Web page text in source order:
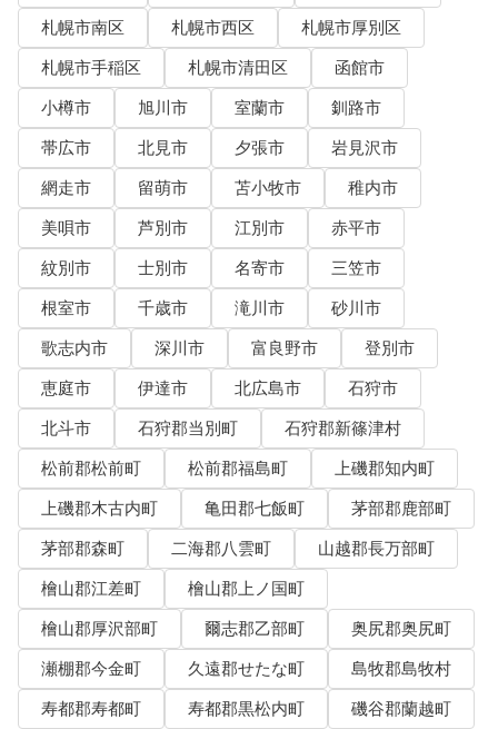
札幌市南区 札幌市西区
札幌市厚別区
札幌市手稲区
札幌市清田区
函館市
小樽市
旭川市 室蘭市
釧路市
帯広市
北見市 夕張市
岩見沢市
網走市
留萌市 苫小牧市
稚内市
美唄市
芦別市 江別市
赤平市
紋別市
士別市 名寄市
三笠市
根室市
千歳市 滝川市
砂川市
歌志内市
深川市 富良野市
登別市
恵庭市
伊達市 北広島市
石狩市
北斗市
石狩郡当別町
石狩郡新篠津村
松前郡松前町
松前郡福島町
上磯郡知内町
上磯郡木古内町
亀田郡七飯町
茅部郡鹿部町
茅部郡森町
二海郡八雲町
山越郡長万部町
檜山郡江差町
檜山郡上ノ国町
檜山郡厚沢部町
爾志郡乙部町
奥尻郡奥尻町
瀬棚郡今金町
久遠郡せたな町
島牧郡島牧村
寿都郡寿都町
寿都郡黒松内町
磯谷郡蘭越町